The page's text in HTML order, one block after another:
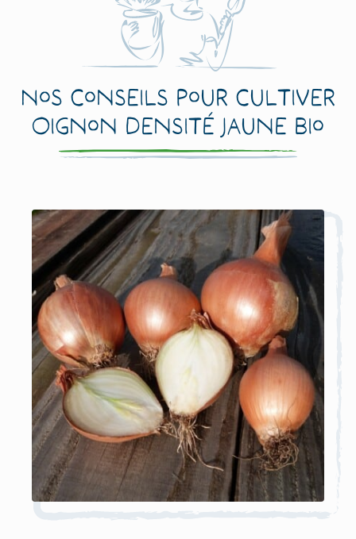
Nos conseils pour cultiver
Oignon Densité Jaune Bio